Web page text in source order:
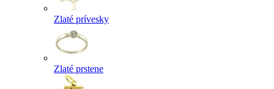
Zlaté prívesky
Zlaté prstene